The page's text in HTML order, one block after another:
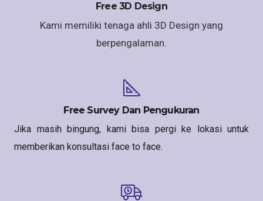
Free 3D Design
Kami memiliki tenaga ahli 3D Design yang
berpengalaman.
Free Survey Dan Pengukuran
Jika masih bingung, kami bisa pergi ke lokasi untuk
memberikan konsultasi face to face.